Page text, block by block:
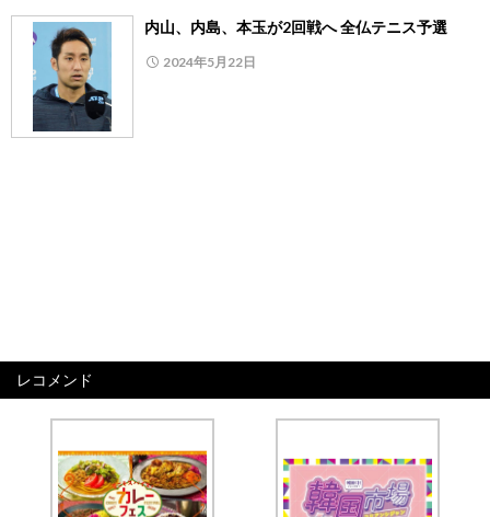
内山、内島、本玉が2回戦へ 全仏テニス予選
2024年5月22日
レコメンド